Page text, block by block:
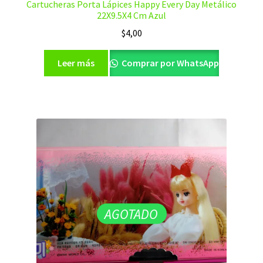
Cartucheras Porta Lápices Happy Every Day Metálico
22X9.5X4 Cm Azul
$4,00
Leer más Comprar por WhatsApp
AGOTADO